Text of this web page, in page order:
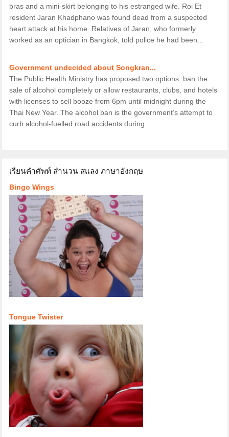
bras and a mini-skirt belonging to his estranged wife. Roi Et
resident Jaran Khadphano was found dead from a suspected
heart attack at his home. Relatives of Jaran, who formerly
worked as an optician in Bangkok, told police he had been...
Government undecided about Songkran...
The Public Health Ministry has proposed two options: ban the
sale of alcohol completely or allow restaurants, clubs, and hotels
with licenses to sell booze from 6pm until midnight during the
Thai New Year. The alcohol ban is the government’s attempt to
curb alcohol-fuelled road accidents during...
เรียนคำศัพท์ สำนวน สแลง ภาษาอังกฤษ
Bingo Wings
Tongue Twister